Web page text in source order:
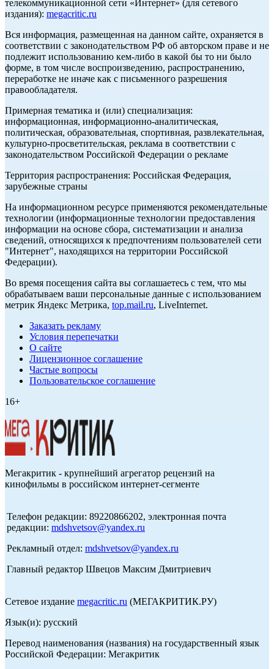
телекоммуникационной сети «Интернет» (для сетевого
издания): megacritic.ru
Вся информация, размещенная на данном сайте, охраняется в
соответствии с законодательством РФ об авторском праве и не
подлежит использованию кем-либо в какой бы то ни было
форме, в том числе воспроизведению, распространению,
переработке не иначе как с письменного разрешения
правообладателя.
Примерная тематика и (или) специализация:
информационная, информационно-аналитическая,
политическая, образовательная, спортивная, развлекательная,
культурно-просветительская, реклама в соответствии с
законодательством Российской Федерации о рекламе
Территория распространения: Российская Федерация,
зарубежные страны
На информационном ресурсе применяются рекомендательные
технологии (информационные технологии предоставления
информации на основе сбора, систематизации и анализа
сведений, относящихся к предпочтениям пользователей сети
"Интернет", находящихся на территории Российской
Федерации).
Во время посещения сайта вы соглашаетесь с тем, что мы
обрабатываем ваши персональные данные с использованием
метрик Яндекс Метрика, top.mail.ru, LiveInternet.
Заказать рекламу
Условия перепечатки
О сайте
Лицензионное соглашение
Частые вопросы
Пользовательское соглашение
16+
Мегакритик - крупнейший агрегатор рецензий на
кинофильмы в российском интернет-сегменте
Телефон редакции: 89220866202, электронная почта
редакции: mdshvetsov@yandex.ru
Рекламный отдел: mdshvetsov@yandex.ru
Главный редактор Швецов Максим Дмитриевич
Сетевое издание megacritic.ru (МЕГАКРИТИК.РУ)
Язык(и): русский
Перевод наименования (названия) на государственный язык
Российской Федерации: Мегакритик